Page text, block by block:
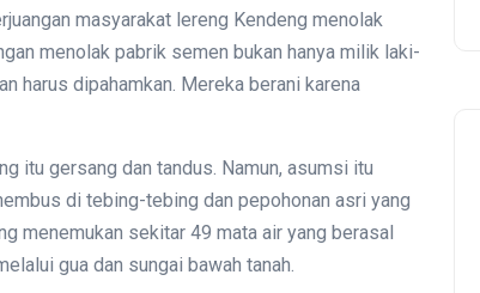
masyarakat lereng Kendeng menolak
menolak pabrik semen bukan hanya milik laki-
harus dipahamkan. Mereka berani karena
itu gersang dan tandus. Namun, asumsi itu
di tebing-tebing dan pepohonan asri yang
menemukan sekitar 49 mata air yang berasal
gua dan sungai bawah tanah.